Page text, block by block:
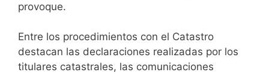
provoque.
Entre los procedimientos con el Catastro
destacan las declaraciones realizadas por los
titulares catastrales, las comunicaciones